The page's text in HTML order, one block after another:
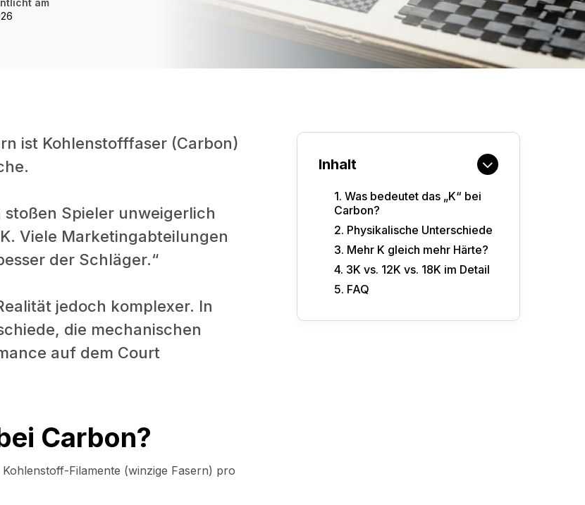
am
ist Kohlenstofffaser (Carbon)
Spieler unweigerlich
Viele Marketingabteilungen
der Schläger.“
jedoch komplexer. In
die mechanischen
auf dem Court
Carbon?
Filamente (winzige Fasern) pro
Inhalt
1.Was bedeutet das „K“ bei
Carbon?
2. Physikalische Unterschiede
3. Mehr K gleich mehr Härte?
4. 3K vs. 12K vs. 18K im Detail
5. FAQ